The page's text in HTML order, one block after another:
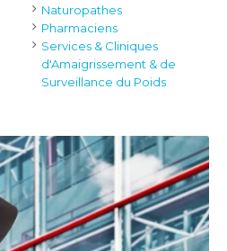
Naturopathes
Pharmaciens
Services & Cliniques
d'Amaigrissement & de
Surveillance du Poids